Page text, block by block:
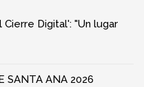
Digital': "Un lugar
SANTA ANA 2026